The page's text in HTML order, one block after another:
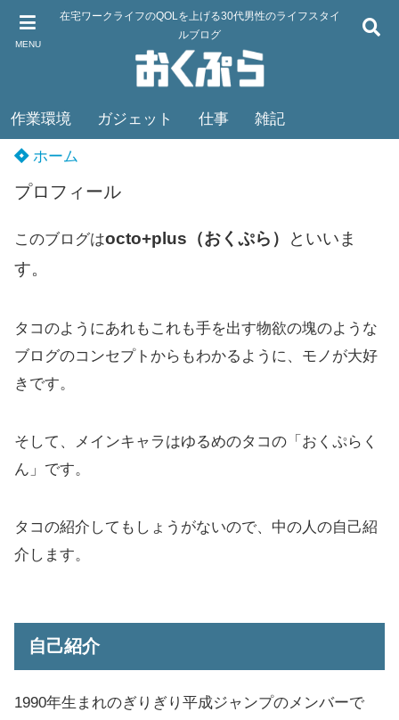
MENU
在宅ワークライフのQOLを上げる30代男性のライフスタイ
ルブログ
作業環境 ガジェット 仕事 雑記
ホーム
プロフィール
このブログはocto+plus（おくぷら）
といいま
す。
タコのようにあれもこれも手を出す物欲の塊のような
ブログのコンセプトからもわかるように、モノが大好
きです。
そして、メインキャラはゆるめのタコの「おくぷらく
ん」です。
タコの紹介してもしょうがないので、中の人の自己紹
介します。
自己紹介
1990年生まれのぎりぎり平成ジャンプのメンバーで